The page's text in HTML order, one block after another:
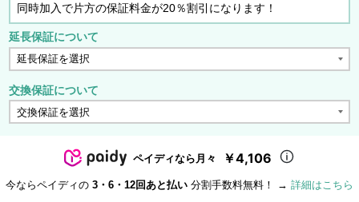
同時加入で片方の保証料金が20％割引になります！
延長保証について
交換保証について
ペイディなら月々 ￥4,106
今ならペイディの 3・6・12回あと払い 分割手数料無料！ → 詳細はこちら